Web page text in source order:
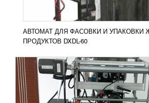
АВТОМАТ ДЛЯ ФАСОВКИ И УПАКОВКИ
ПРОДУКТОВ DXDL-60